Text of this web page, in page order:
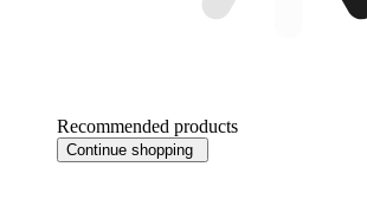
Recommended products
Continue shopping